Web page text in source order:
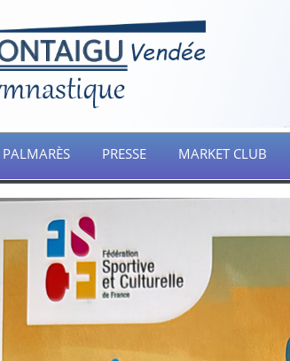
PALMARÈS PRESSE MARKET CLUB